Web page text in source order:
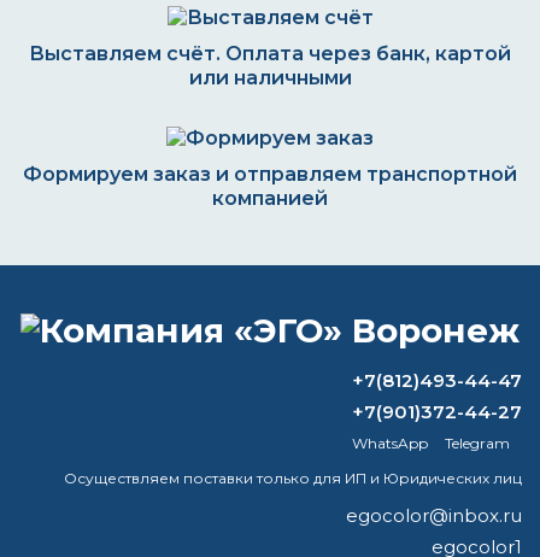
Выставляем счёт. Оплата через банк, картой
или наличными
Формируем заказ и отправляем транспортной
компанией
ВОПРОС-ОТВЕТ
преобразователь ржавчины ХИМИК?
Что такое полиуретановая краска?
Можно ли разводить молотковую
+7(812)493-44-47
+7(901)372-44-27
WhatsApp
Telegram
Осуществляем поставки только для ИП и Юридических лиц
egocolor@inbox.ru
egocolor1